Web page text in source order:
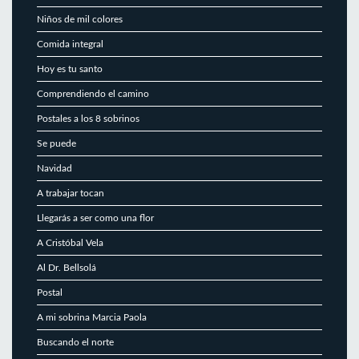
Niños de mil colores
Comida integral
Hoy es tu santo
Comprendiendo el camino
Postales a los 8 sobrinos
Se puede
Navidad
A trabajar tocan
Llegarás a ser como una flor
A Cristóbal Vela
Al Dr. Bellsolá
Postal
A mi sobrina Marcia Paola
Buscando el norte